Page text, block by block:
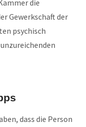
die
Gewerkschaft der
psychisch
dass die Person